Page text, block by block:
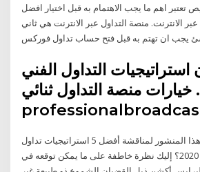
تعتبر اهم ما يجب الاهتمام به قبل اختيار افضل
الانترنت. منصة التداول عبر الانترنت هي ثاني
التداول الفني
منصة التداول ثنائي.
ماذا عن استخدام هذا المنشور لمناقشة أفضل 5 استراتيجيات تداول
أفضل للتداول في عام 2020؟ إليك نظرة خاطفة على ما يمكن توقعه في